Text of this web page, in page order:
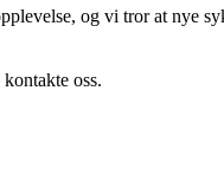
og vi tror at nye
oss.